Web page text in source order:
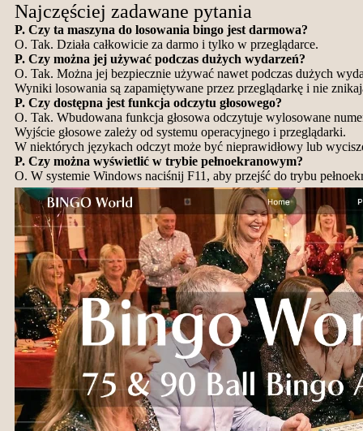
Najczęściej zadawane pytania
P. Czy ta maszyna do losowania bingo jest darmowa?
O. Tak. Działa całkowicie za darmo i tylko w przeglądarce.
P. Czy można jej używać podczas dużych wydarzeń?
O. Tak. Można jej bezpiecznie używać nawet podczas dużych
Wyniki losowania są zapamiętywane przez przeglądarkę i nie
P. Czy dostępna jest funkcja odczytu głosowego?
O. Tak. Wbudowana funkcja głosowa odczytuje wylosowane
Wyjście głosowe zależy od systemu operacyjnego i przeglądarki.
W niektórych językach odczyt może być nieprawidłowy lub
P. Czy można wyświetlić w trybie pełnoekranowym?
O. W systemie Windows naciśnij F11, aby przejść do trybu